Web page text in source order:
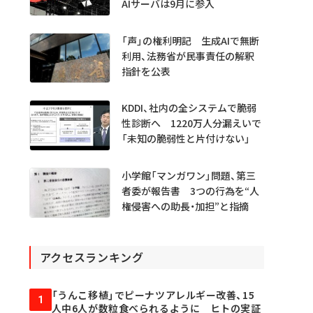
AIサーバは9月に参入
「声」の権利明記 生成AIで無断
利用、法務省が民事責任の解釈
指針を公表
KDDI、社内の全システムで脆弱
性診断へ 1220万人分漏えいで
「未知の脆弱性と片付けない」
小学館「マンガワン」問題、第三
者委が報告書 3つの行為を“人
権侵害への助長・加担”と指摘
アクセスランキング
1
「うんこ移植」でピーナツアレルギー改善、15
人中6人が数粒食べられるように ヒトの実証